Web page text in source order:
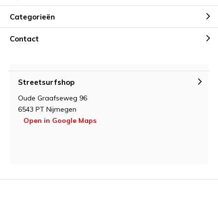
Categorieën
Contact
Streetsurfshop
Oude Graafseweg 96
6543 PT Nijmegen
Open in Google Maps